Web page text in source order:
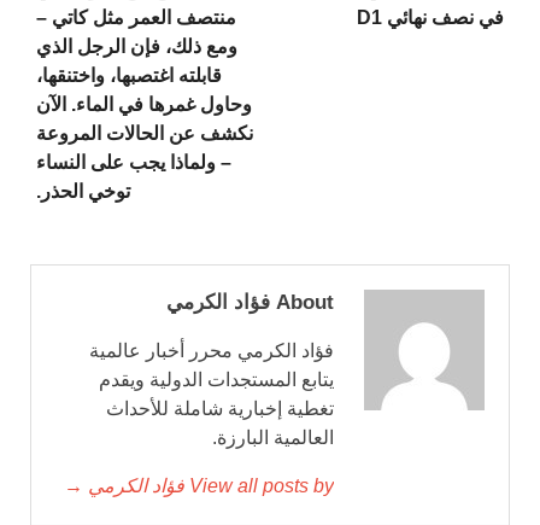
في نصف نهائي D1
منتصف العمر مثل كاتي –
ومع ذلك، فإن الرجل الذي
قابلته اغتصبها، واختنقها،
وحاول غمرها في الماء. الآن
نكشف عن الحالات المروعة
– ولماذا يجب على النساء
توخي الحذر.
About فؤاد الكرمي
فؤاد الكرمي محرر أخبار عالمية
يتابع المستجدات الدولية ويقدم
تغطية إخبارية شاملة للأحداث
العالمية البارزة.
View all posts by فؤاد الكرمي →